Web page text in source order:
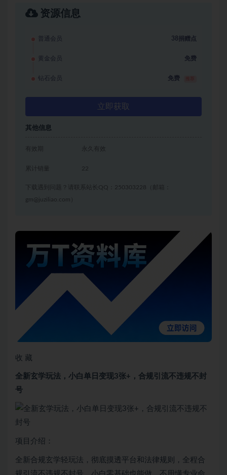
资源信息
普通会员 38捐赠点
黄金会员 免费
钻石会员 免费
立即获取
其他信息
有效期 永久有效
累计销量 22
下载遇到问题？请联系站长QQ：250303228（邮箱：
gm@juziliao.com）
收 藏
全新玄学玩法，小白单日变现3张+，合规引流不违规不封
号
项目介绍：
全新合规玄学轻玩法，彻底摸透平台和法律规则，全程合